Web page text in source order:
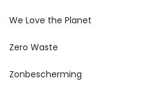
We Love the Planet
Zero Waste
Zonbescherming